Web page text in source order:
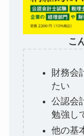
こ
財務会
たい
公認会
勉強し
他の基